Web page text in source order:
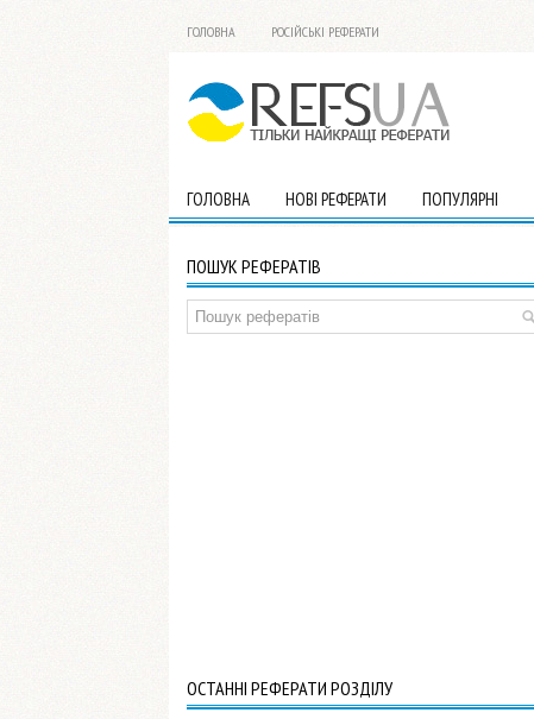
ГОЛОВНА РОСІЙСЬКІ РЕФЕРАТИ
ГОЛОВНА НОВІ РЕФЕРАТИ ПОПУЛЯРНІ
ПОШУК РЕФЕРАТІВ
ОСТАННІ РЕФЕРАТИ РОЗДІЛУ